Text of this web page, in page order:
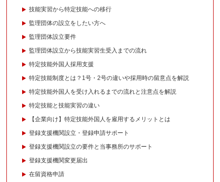
技能実習から特定技能への移行
監理団体の設立をしたい方へ
監理団体設立要件
監理団体設立から技能実習生受入までの流れ
特定技能外国人採用支援
特定技能制度とは？1号・2号の違いや採用時の留意点を解説
特定技能外国人を受け入れるまでの流れと注意点を解説
特定技能と技能実習の違い
【企業向け】特定技能外国人を雇用するメリットとは
登録支援機関設立・登録申請サポート
登録支援機関設立の要件と当事務所のサポート
登録支援機関変更届出
在留資格申請